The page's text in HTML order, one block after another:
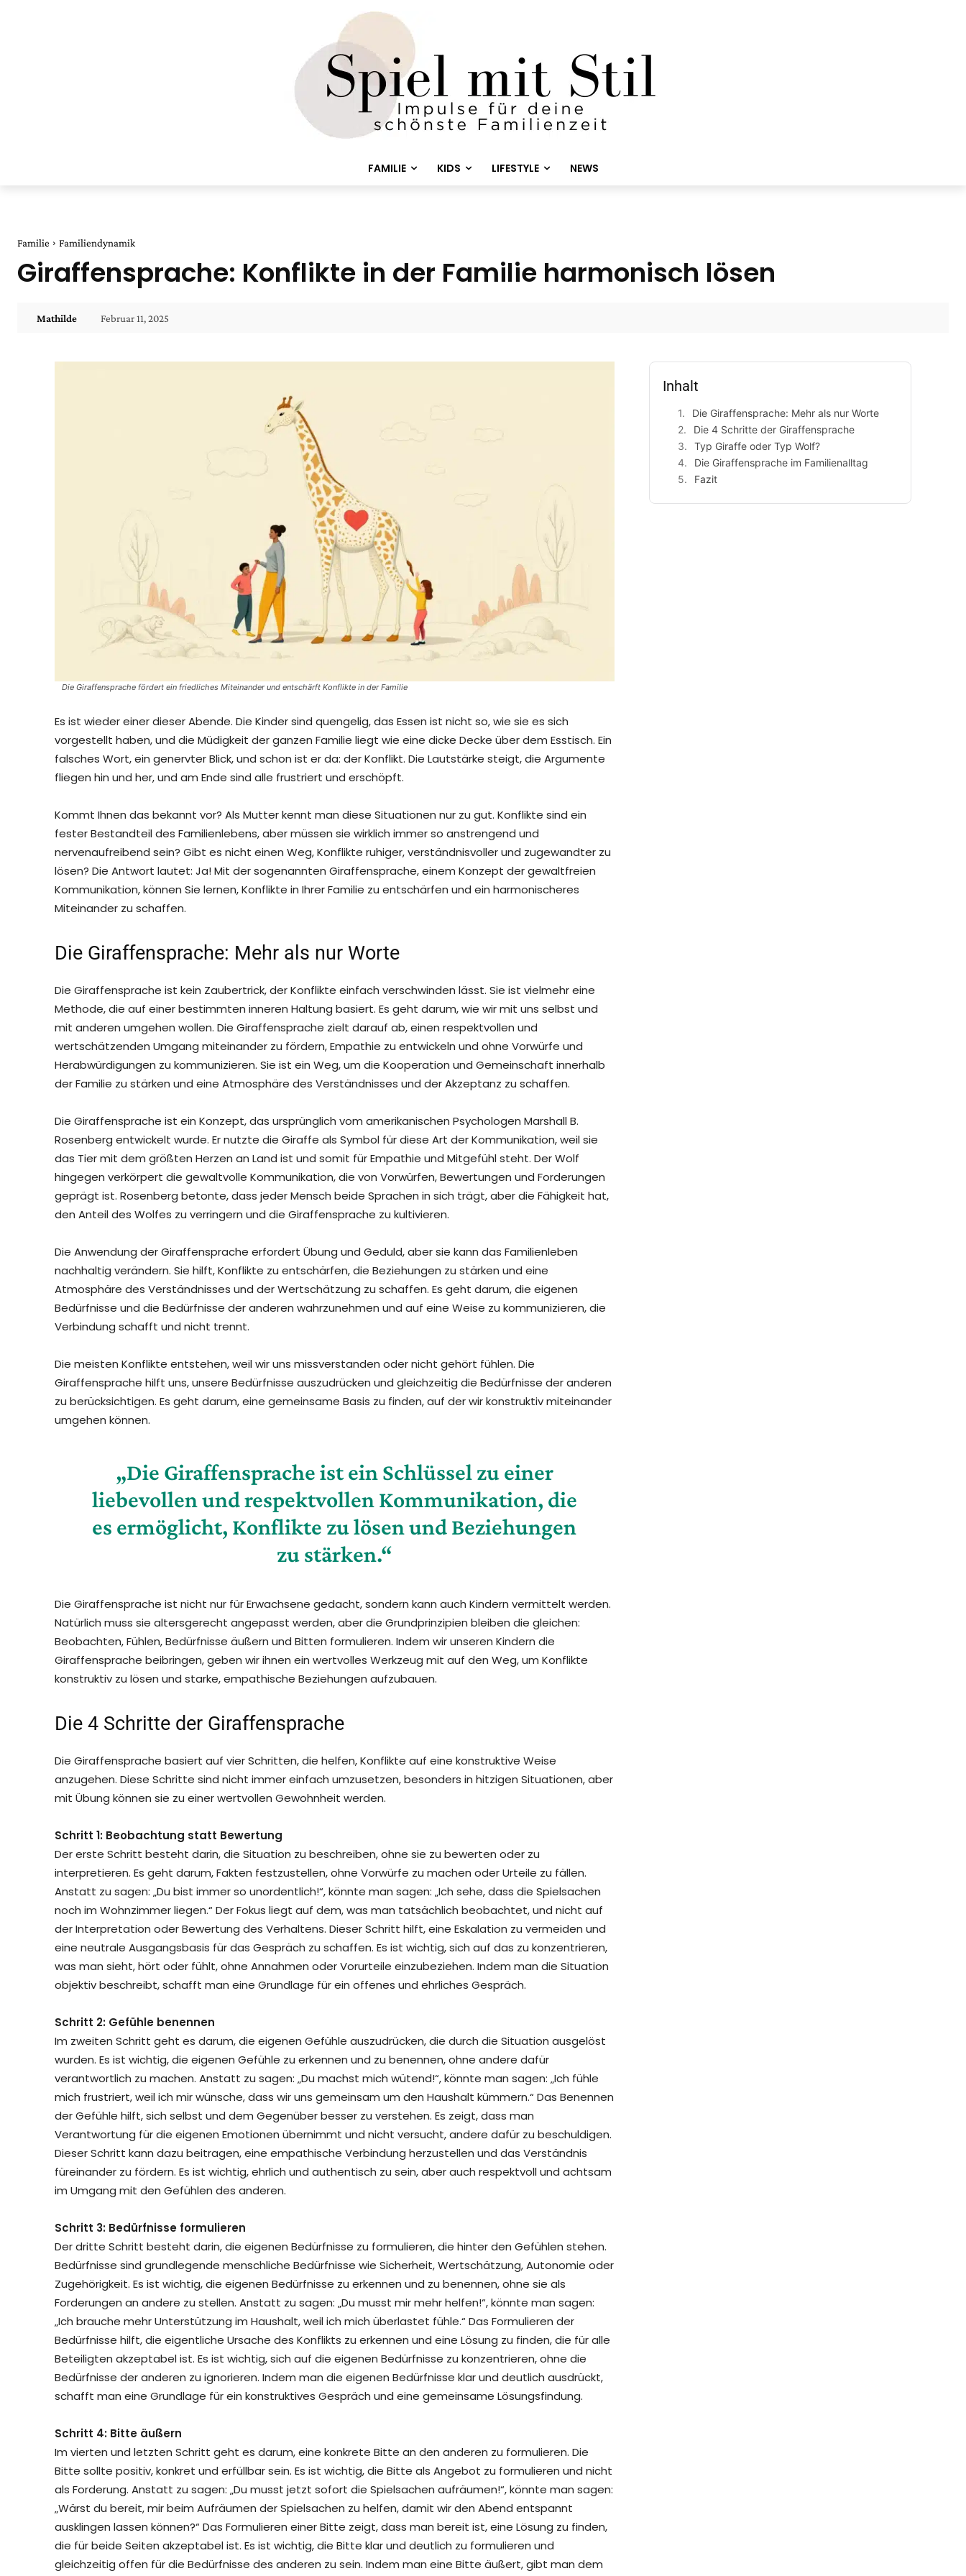
FAMILIE KIDS LIFESTYLE NEWS
Familie Familiendynamik
Giraffensprache: Konflikte in der Familie harmonisch lösen
Mathilde Februar 11, 2025
Die Giraffensprache fördert ein friedliches Miteinander und entschärft Konflikte in der Familie
Es ist wieder einer dieser Abende. Die Kinder sind quengelig, das Essen ist nicht so, wie sie es sich
vorgestellt haben, und die Müdigkeit der ganzen Familie liegt wie eine dicke Decke über dem Esstisch. Ein
falsches Wort, ein genervter Blick, und schon ist er da: der Konflikt. Die Lautstärke steigt, die Argumente
fliegen hin und her, und am Ende sind alle frustriert und erschöpft.
Kommt Ihnen das bekannt vor? Als Mutter kennt man diese Situationen nur zu gut. Konflikte sind ein
fester Bestandteil des Familienlebens, aber müssen sie wirklich immer so anstrengend und
nervenaufreibend sein? Gibt es nicht einen Weg, Konflikte ruhiger, verständnisvoller und zugewandter zu
lösen? Die Antwort lautet: Ja! Mit der sogenannten Giraffensprache, einem Konzept der gewaltfreien
Kommunikation, können Sie lernen, Konflikte in Ihrer Familie zu entschärfen und ein harmonischeres
Miteinander zu schaffen.
Die Giraffensprache: Mehr als nur Worte
Die Giraffensprache ist kein Zaubertrick, der Konflikte einfach verschwinden lässt. Sie ist vielmehr eine
Methode, die auf einer bestimmten inneren Haltung basiert. Es geht darum, wie wir mit uns selbst und
mit anderen umgehen wollen. Die Giraffensprache zielt darauf ab, einen respektvollen und
wertschätzenden Umgang miteinander zu fördern, Empathie zu entwickeln und ohne Vorwürfe und
Herabwürdigungen zu kommunizieren. Sie ist ein Weg, um die Kooperation und Gemeinschaft innerhalb
der Familie zu stärken und eine Atmosphäre des Verständnisses und der Akzeptanz zu schaffen.
Die Giraffensprache ist ein Konzept, das ursprünglich vom amerikanischen Psychologen Marshall B.
Rosenberg entwickelt wurde. Er nutzte die Giraffe als Symbol für diese Art der Kommunikation, weil sie
das Tier mit dem größten Herzen an Land ist und somit für Empathie und Mitgefühl steht. Der Wolf
hingegen verkörpert die gewaltvolle Kommunikation, die von Vorwürfen, Bewertungen und Forderungen
geprägt ist. Rosenberg betonte, dass jeder Mensch beide Sprachen in sich trägt, aber die Fähigkeit hat,
den Anteil des Wolfes zu verringern und die Giraffensprache zu kultivieren.
Die Anwendung der Giraffensprache erfordert Übung und Geduld, aber sie kann das Familienleben
nachhaltig verändern. Sie hilft, Konflikte zu entschärfen, die Beziehungen zu stärken und eine
Atmosphäre des Verständnisses und der Wertschätzung zu schaffen. Es geht darum, die eigenen
Bedürfnisse und die Bedürfnisse der anderen wahrzunehmen und auf eine Weise zu kommunizieren, die
Verbindung schafft und nicht trennt.
Die meisten Konflikte entstehen, weil wir uns missverstanden oder nicht gehört fühlen. Die
Giraffensprache hilft uns, unsere Bedürfnisse auszudrücken und gleichzeitig die Bedürfnisse der anderen
zu berücksichtigen. Es geht darum, eine gemeinsame Basis zu finden, auf der wir konstruktiv miteinander
umgehen können.
„Die Giraffensprache ist ein Schlüssel zu einer
liebevollen und respektvollen Kommunikation, die
es ermöglicht, Konflikte zu lösen und Beziehungen
zu stärken.“
Die Giraffensprache ist nicht nur für Erwachsene gedacht, sondern kann auch Kindern vermittelt werden.
Natürlich muss sie altersgerecht angepasst werden, aber die Grundprinzipien bleiben die gleichen:
Beobachten, Fühlen, Bedürfnisse äußern und Bitten formulieren. Indem wir unseren Kindern die
Giraffensprache beibringen, geben wir ihnen ein wertvolles Werkzeug mit auf den Weg, um Konflikte
konstruktiv zu lösen und starke, empathische Beziehungen aufzubauen.
Die 4 Schritte der Giraffensprache
Die Giraffensprache basiert auf vier Schritten, die helfen, Konflikte auf eine konstruktive Weise
anzugehen. Diese Schritte sind nicht immer einfach umzusetzen, besonders in hitzigen Situationen, aber
mit Übung können sie zu einer wertvollen Gewohnheit werden.
Schritt 1: Beobachtung statt Bewertung
Der erste Schritt besteht darin, die Situation zu beschreiben, ohne sie zu bewerten oder zu
interpretieren. Es geht darum, Fakten festzustellen, ohne Vorwürfe zu machen oder Urteile zu fällen.
Anstatt zu sagen: „Du bist immer so unordentlich!“, könnte man sagen: „Ich sehe, dass die Spielsachen
noch im Wohnzimmer liegen.“ Der Fokus liegt auf dem, was man tatsächlich beobachtet, und nicht auf
der Interpretation oder Bewertung des Verhaltens. Dieser Schritt hilft, eine Eskalation zu vermeiden und
eine neutrale Ausgangsbasis für das Gespräch zu schaffen. Es ist wichtig, sich auf das zu konzentrieren,
was man sieht, hört oder fühlt, ohne Annahmen oder Vorurteile einzubeziehen. Indem man die Situation
objektiv beschreibt, schafft man eine Grundlage für ein offenes und ehrliches Gespräch.
Schritt 2: Gefühle benennen
Im zweiten Schritt geht es darum, die eigenen Gefühle auszudrücken, die durch die Situation ausgelöst
wurden. Es ist wichtig, die eigenen Gefühle zu erkennen und zu benennen, ohne andere dafür
verantwortlich zu machen. Anstatt zu sagen: „Du machst mich wütend!“, könnte man sagen: „Ich fühle
mich frustriert, weil ich mir wünsche, dass wir uns gemeinsam um den Haushalt kümmern.“ Das Benennen
der Gefühle hilft, sich selbst und dem Gegenüber besser zu verstehen. Es zeigt, dass man
Verantwortung für die eigenen Emotionen übernimmt und nicht versucht, andere dafür zu beschuldigen.
Dieser Schritt kann dazu beitragen, eine empathische Verbindung herzustellen und das Verständnis
füreinander zu fördern. Es ist wichtig, ehrlich und authentisch zu sein, aber auch respektvoll und achtsam
im Umgang mit den Gefühlen des anderen.
Schritt 3: Bedürfnisse formulieren
Der dritte Schritt besteht darin, die eigenen Bedürfnisse zu formulieren, die hinter den Gefühlen stehen.
Bedürfnisse sind grundlegende menschliche Bedürfnisse wie Sicherheit, Wertschätzung, Autonomie oder
Zugehörigkeit. Es ist wichtig, die eigenen Bedürfnisse zu erkennen und zu benennen, ohne sie als
Forderungen an andere zu stellen. Anstatt zu sagen: „Du musst mir mehr helfen!“, könnte man sagen:
„Ich brauche mehr Unterstützung im Haushalt, weil ich mich überlastet fühle.“ Das Formulieren der
Bedürfnisse hilft, die eigentliche Ursache des Konflikts zu erkennen und eine Lösung zu finden, die für alle
Beteiligten akzeptabel ist. Es ist wichtig, sich auf die eigenen Bedürfnisse zu konzentrieren, ohne die
Bedürfnisse der anderen zu ignorieren. Indem man die eigenen Bedürfnisse klar und deutlich ausdrückt,
schafft man eine Grundlage für ein konstruktives Gespräch und eine gemeinsame Lösungsfindung.
Schritt 4: Bitte äußern
Im vierten und letzten Schritt geht es darum, eine konkrete Bitte an den anderen zu formulieren. Die
Bitte sollte positiv, konkret und erfüllbar sein. Es ist wichtig, die Bitte als Angebot zu formulieren und nicht
als Forderung. Anstatt zu sagen: „Du musst jetzt sofort die Spielsachen aufräumen!“, könnte man sagen:
„Wärst du bereit, mir beim Aufräumen der Spielsachen zu helfen, damit wir den Abend entspannt
ausklingen lassen können?“ Das Formulieren einer Bitte zeigt, dass man bereit ist, eine Lösung zu finden,
die für beide Seiten akzeptabel ist. Es ist wichtig, die Bitte klar und deutlich zu formulieren und
gleichzeitig offen für die Bedürfnisse des anderen zu sein. Indem man eine Bitte äußert, gibt man dem
Inhalt
Die Giraffensprache: Mehr als nur Worte
Die 4 Schritte der Giraffensprache
Typ Giraffe oder Typ Wolf?
Die Giraffensprache im Familienalltag
Fazit